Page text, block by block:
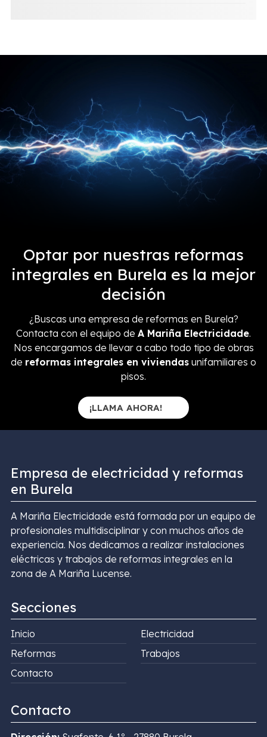
Optar por nuestras reformas
integrales en Burela es la mejor
decisión
¿Buscas una empresa de reformas en Burela?
Contacta con el equipo de A Mariña Electricidade.
Nos encargamos de llevar a cabo todo tipo de obras
de reformas integrales en viviendas unifamiliares o
pisos.
¡LLAMA AHORA!
Empresa de electricidad y reformas
en Burela
A Mariña Electricidade está formada por un equipo de
profesionales multidisciplinar y con muchos años de
experiencia. Nos dedicamos a realizar instalaciones
eléctricas y trabajos de reformas integrales en la
zona de A Mariña Lucense.
Secciones
Inicio
Electricidad
Reformas
Trabajos
Contacto
Contacto